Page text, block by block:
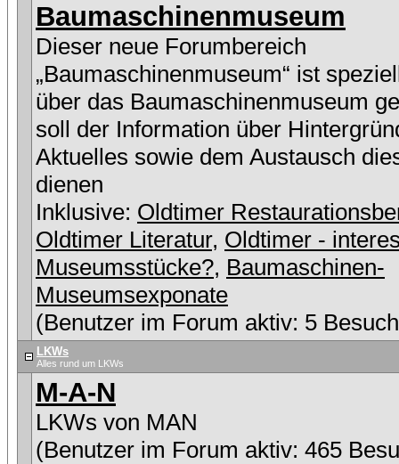
Baumaschinenmuseum
Dieser neue Forumbereich
„Baumaschinenmuseum“ ist
über das Baumaschinenmuseum
soll der Information über
Aktuelles sowie dem Austausch
dienen
Inklusive: Oldtimer
Oldtimer Literatur, Oldtimer -
Museumsstücke?, Baumaschinen-
Museumsexponate
(Benutzer im Forum aktiv: 5
LKWs
Alles rund um LKWs
M-A-N
LKWs von MAN
(Benutzer im Forum aktiv: 465